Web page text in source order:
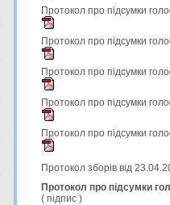
Протокол про підсумки
Протокол про підсумки
Протокол про підсумки
Протокол про підсумки
Протокол про підсумки
Протокол зборів від
Протокол про підсумки
( підпис )